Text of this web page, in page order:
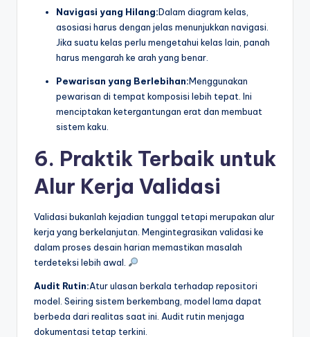
Navigasi yang Hilang:Dalam diagram kelas,
asosiasi harus dengan jelas menunjukkan navigasi.
Jika suatu kelas perlu mengetahui kelas lain, panah
harus mengarah ke arah yang benar.
Pewarisan yang Berlebihan:Menggunakan
pewarisan di tempat komposisi lebih tepat. Ini
menciptakan ketergantungan erat dan membuat
sistem kaku.
6. Praktik Terbaik untuk
Alur Kerja Validasi
Validasi bukanlah kejadian tunggal tetapi merupakan alur
kerja yang berkelanjutan. Mengintegrasikan validasi ke
dalam proses desain harian memastikan masalah
terdeteksi lebih awal.
Audit Rutin:Atur ulasan berkala terhadap repositori
model. Seiring sistem berkembang, model lama dapat
berbeda dari realitas saat ini. Audit rutin menjaga
dokumentasi tetap terkini.